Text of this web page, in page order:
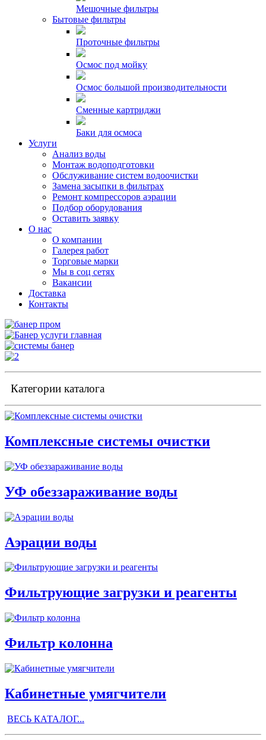
Мешочные фильтры
Бытовые фильтры
Проточные фильтры
Осмос под мойку
Осмос большой производительности
Сменные картриджи
Баки для осмоса
Услуги
Анализ воды
Монтаж водоподготовки
Обслуживание систем водоочистки
Замена засыпки в фильтрах
Ремонт компрессоров аэрации
Подбор оборудования
Оставить заявку
О нас
О компании
Галерея работ
Торговые марки
Мы в соц сетях
Вакансии
Доставка
Контакты
Категории каталога
Комплексные системы очистки
УФ обеззараживание воды
Аэрации воды
Фильтрующие загрузки и реагенты
Фильтр колонна
Кабинетные умягчители
ВЕСЬ КАТАЛОГ...